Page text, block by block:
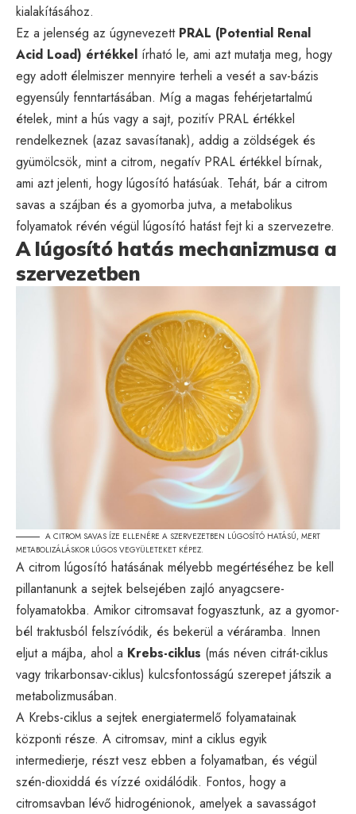
kialakításához.
Ez a jelenség az úgynevezett PRAL (Potential Renal
Acid Load) értékkel írható le, ami azt mutatja meg, hogy
egy adott élelmiszer mennyire terheli a vesét a sav-bázis
egyensúly fenntartásában. Míg a magas fehérjetartalmú
ételek, mint a hús vagy a sajt, pozitív PRAL értékkel
rendelkeznek (azaz savasítanak), addig a zöldségek és
gyümölcsök, mint a citrom, negatív PRAL értékkel bírnak,
ami azt jelenti, hogy lúgosító hatásúak. Tehát, bár a citrom
savas a szájban és a gyomorba jutva, a metabolikus
folyamatok révén végül lúgosító hatást fejt ki a szervezetre.
A lúgosító hatás mechanizmusa a
szervezetben
A CITROM SAVAS ÍZE ELLENÉRE A SZERVEZETBEN LÚGOSÍTÓ HATÁSÚ, MERT
METABOLIZÁLÁSKOR LÚGOS VEGYÜLETEKET KÉPEZ.
A citrom lúgosító hatásának mélyebb megértéséhez be kell
pillantanunk a sejtek belsejében zajló anyagcsere-
folyamatokba. Amikor citromsavat fogyasztunk, az a gyomor-
bél traktusból felszívódik, és bekerül a véráramba. Innen
eljut a májba, ahol a Krebs-ciklus (más néven citrát-ciklus
vagy trikarbonsav-ciklus) kulcsfontosságú szerepet játszik a
metabolizmusában.
A Krebs-ciklus a sejtek energiatermelő folyamatainak
központi része. A citromsav, mint a ciklus egyik
intermedierje, részt vesz ebben a folyamatban, és végül
szén-dioxiddá és vízzé oxidálódik. Fontos, hogy a
citromsavban lévő hidrogénionok, amelyek a savasságot